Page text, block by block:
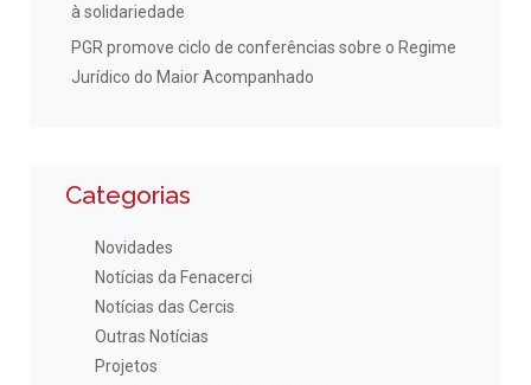
à solidariedade
PGR promove ciclo de conferências sobre o Regime
Jurídico do Maior Acompanhado
Categorias
Novidades
Notícias da Fenacerci
Notícias das Cercis
Outras Notícias
Projetos